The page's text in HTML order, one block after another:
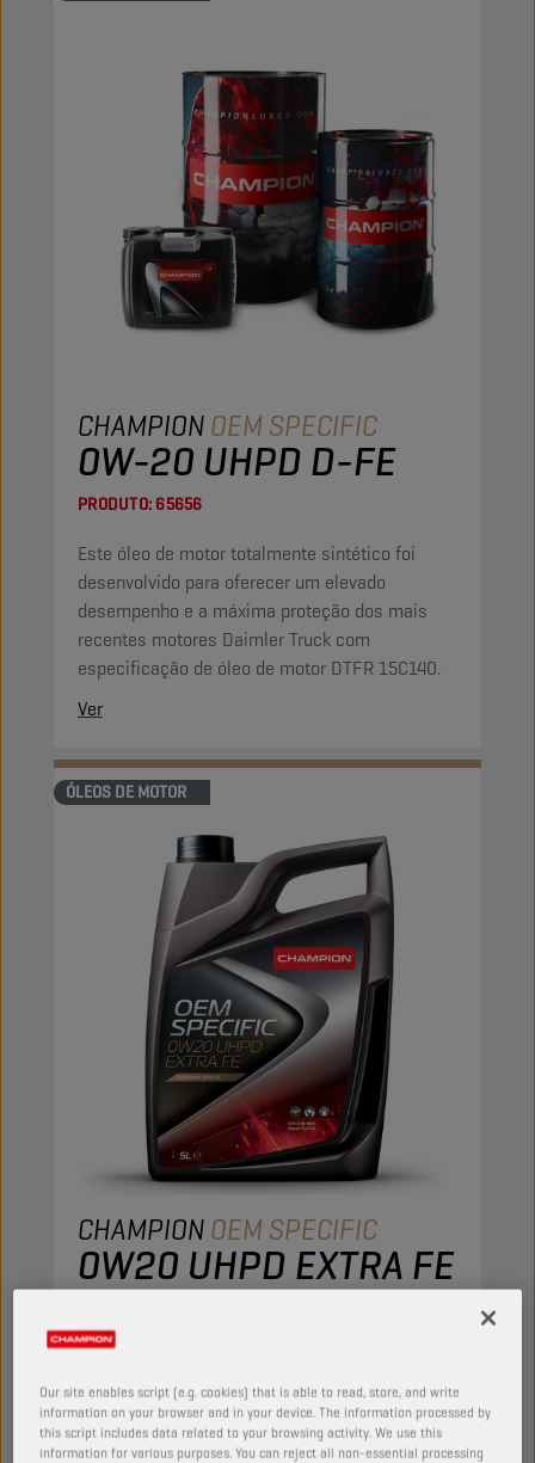
CHAMPIONOEM SPECIFIC
0W-20 UHPD D-FE
PRODUTO: 65656
Este óleo de motor totalmente sintético foi
desenvolvido para oferecer um elevado
desempenho e a máxima proteção dos mais
recentes motores Daimler Truck com
especificação de óleo de motor DTFR 15C140.
Ver
ÓLEOS DE MOTOR
CHAMPIONOEM SPECIFIC
0W20 UHPD EXTRA FE
Este lubrificante totalmente sintético
proporciona um elevado desempenho e a
melhor proteção dos mais recentes motores
IVECO.
Our site enables script (e.g. cookies) that is able to read, store, and write
information on your browser and in your device. The information processed by
this script includes data related to your browsing activity. We use this
information for various purposes. You can reject all non-essential processing